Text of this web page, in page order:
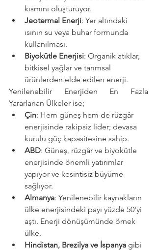
kısmını oluşturuyor.
Jeotermal Enerji: Yer altındaki
ısının su veya buhar formunda
kullanılması.
Biyokütle Enerjisi: Organik atıklar,
bitkisel yağlar ve tarımsal
ürünlerden elde edilen enerji.
Yenilenebilir Enerjiden En Fazla
Yararlanan Ülkeler ise;
Çin: Hem güneş hem de rüzgâr
enerjisinde rakipsiz lider; devasa
kurulu güç kapasitesine sahip.
ABD: Güneş, rüzgâr ve biyokütle
enerjisinde önemli yatırımlar
yapıyor ve kesintisiz büyüme
sağlıyor.
Almanya: Yenilenebilir kaynakların
ülke enerjisindeki payı yüzde 50'yi
aştı. Enerji dönüşümünde örnek
ülke.
Hindistan, Brezilya ve İspanya gibi